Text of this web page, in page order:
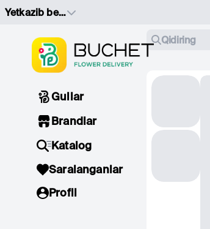
Yetkazib berish manzilini tanlang
Qidiring
Gullar
Brandlar
Katalog
Saralanganlar
Profil